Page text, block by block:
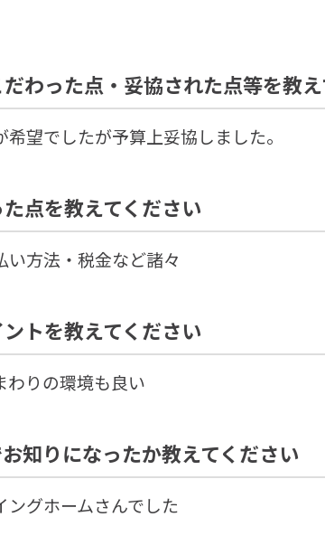
わった点・妥協された点等を教
望でしたが予算上妥協しました。
点を教えてください
方法・税金など諸々
トを教えてください
わりの環境も良い
知りになったか教えてください
グホームさんでした